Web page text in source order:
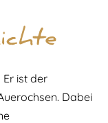
Er ist der
Dabei